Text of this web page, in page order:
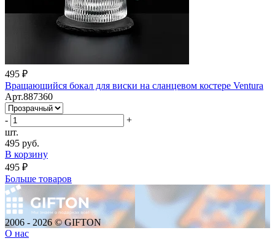
495 ₽
Вращающийся бокал для виски на сланцевом костере Ventura
Арт.887360
-
+
шт.
495 руб.
В корзину
495 ₽
Больше товаров
2006 - 2026 © GIFTON
О нас